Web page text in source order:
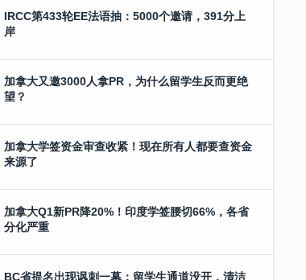
IRCC第433轮EE法语抽：5000个邀请，391分上
岸
加拿大又邀3000人拿PR，为什么留学生反而更绝
望？
加拿大学签资金审查收紧！现在所有人都要查资金
来源了
加拿大Q1新PR降20%！印度学签腰切66%，各省
分化严重
BC省提名出现讽刺一幕：留学生通道没开，清洁